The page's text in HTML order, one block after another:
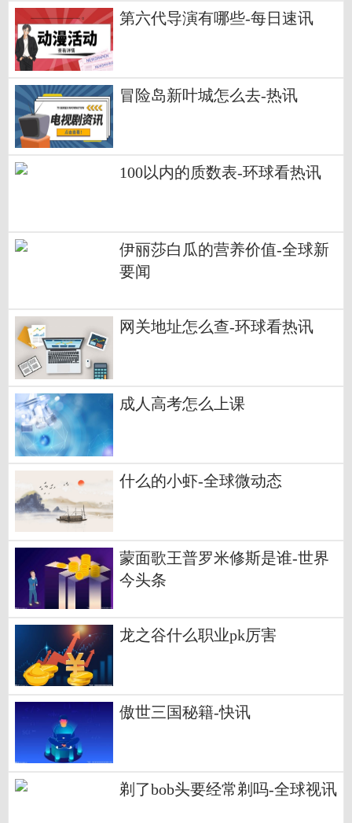
第六代导演有哪些-每日速讯
冒险岛新叶城怎么去-热讯
100以内的质数表-环球看热讯
伊丽莎白瓜的营养价值-全球新
要闻
网关地址怎么查-环球看热讯
成人高考怎么上课
什么的小虾-全球微动态
蒙面歌王普罗米修斯是谁-世界
今头条
龙之谷什么职业pk厉害
傲世三国秘籍-快讯
剃了bob头要经常剃吗-全球视讯